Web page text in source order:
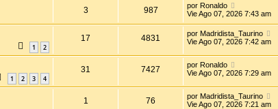
3 987 por Ronaldo
Vie Ago 07, 2026 7:43 am
1 2
17 4831 por Madridista_Taurino
Vie Ago 07, 2026 7:42 am
1 2 3 4
31 7427 por Ronaldo
Vie Ago 07, 2026 7:29 am
1 76 por Madridista_Taurino
Vie Ago 07, 2026 7:21 am